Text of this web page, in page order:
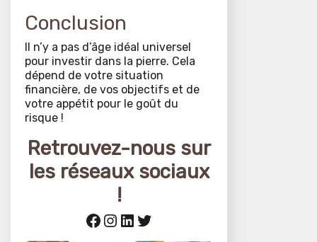
Conclusion
Il n’y a pas d’âge idéal universel
pour investir dans la pierre. Cela
dépend de votre situation
financière, de vos objectifs et de
votre appétit pour le goût du
risque !
Retrouvez-nous sur
les réseaux sociaux
!
Facebook
Instagram
LinkedIn
Twitter